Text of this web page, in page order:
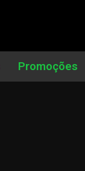
Promoções